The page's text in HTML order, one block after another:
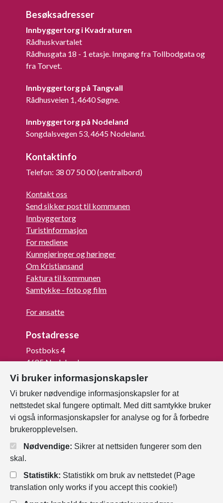
Besøksadresser
Innbyggertorg i Kvadraturen
Rådhuskvartalet
Rådhusgata 18 - 1 etasje. Inngang fra Tollbodgata og
fra Torvet.
Innbyggertorg på Tangvall
Rådhusveien 1, 4640 Søgne.
Innbyggertorg på Nodeland
Songdalsvegen 53, 4645 Nodeland.
Kontaktinfo
Telefon: 38 07 50 00 (sentralbord)
Kontakt oss
Send sikker post til kommunen
Innbyggertorg
Turistinformasjon
For mediene
Kunngjøringer og høringer
Om Kristiansand
Faktura til kommunen
Samtykke - foto og film
For ansatte
Postadresse
Postboks 4
4685 Nodeland
Org.nr: 820 852 982
Last ned vår innbygger -app
Vi bruker informasjonskapsler
Vi bruker nødvendige informasjonskapsler for at
nettstedet skal fungere optimalt. Med ditt samtykke bruker
vi også informasjonskapsler for analyse og for å forbedre
brukeropplevelsen.
Nødvendige: Sikrer at nettsiden fungerer som den
skal.
Statistikk: Statistikk om bruk av nettstedet (Page
translation only works if you accept this cookie!)